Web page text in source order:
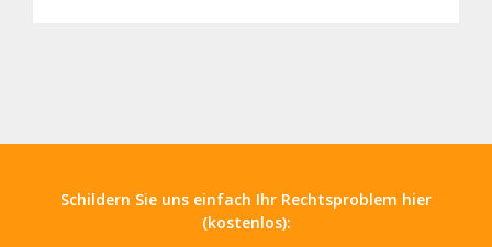
Schildern Sie uns einfach Ihr Rechtsproblem hier
(kostenlos):